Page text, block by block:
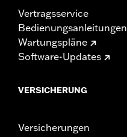
Vertragsservice
Bedienungsanleitungen
Wartungspläne
Software-Updates
VERSICHERUNG
Versicherungen